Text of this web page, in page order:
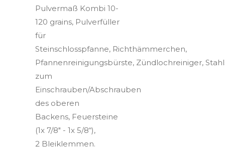
Pulvermaß Kombi 10-
120 grains, Pulverfüller
für
Steinschlosspfanne, Richthämmerchen,
Pfannenreinigungsbürste, Zündlochreiniger,
zum
Einschrauben/Abschrauben
des oberen
Backens, Feuersteine
(1x 7/8" - 1x 5/8“),
2 Bleiklemmen.